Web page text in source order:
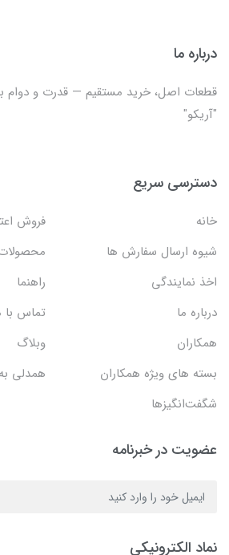
درباره ما
قطعات اصل، خرید مستقیم — قدرت و دوام
"آریکو"
دسترسی سریع
خانه
فروش
شیوه ارسال سفارش ها
اخذ نمایندگی
راهنما
درباره ما
تماس با
همکاران
وبلاگ
بسته های ویژه همکاران
همدلی
شگفت‌انگیزها
عضویت در خبرنامه
نماد الکترونیکی